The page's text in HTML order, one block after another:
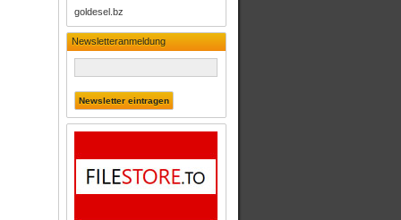
goldesel.bz
Newsletteranmeldung